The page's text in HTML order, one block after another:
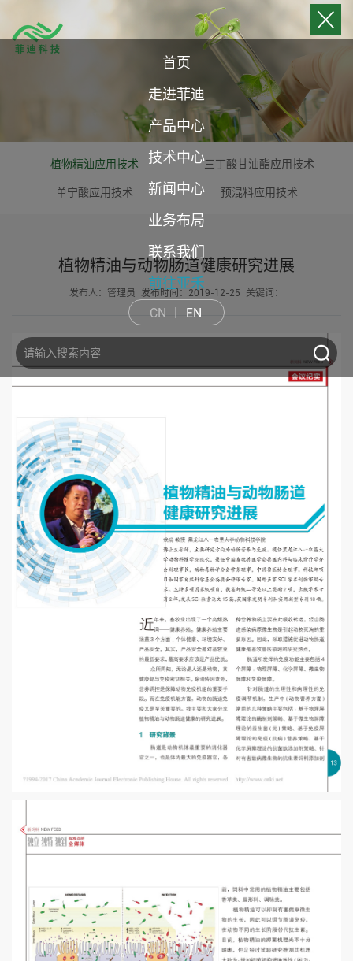
首页
走进菲迪
产品中心
技术中心
新闻中心
业务布局
联系我们
前往亚禾
CN EN
植物精油应用技术 三丁酸甘油酯应用技术
单宁酸应用技术 预混料应用技术
植物精油与动物肠道健康研究进展
发布人：管理员 发布时间：2019-12-25 关键词：